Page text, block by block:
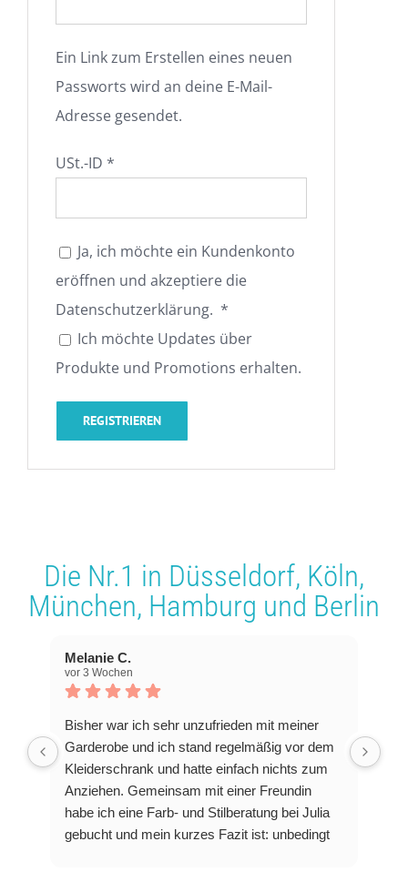
Ein Link zum Erstellen eines neuen
Passworts wird an deine E-Mail-
Adresse gesendet.
USt.-ID *
Ja, ich möchte ein Kundenkonto
eröffnen und akzeptiere die
Datenschutzerklärung. *Erforderlich
Ich möchte Updates über
Produkte und Promotions erhalten.
REGISTRIEREN
Die Nr.1 in Düsseldorf, Köln,
München, Hamburg und Berlin
Melanie C.
vor 3 Wochen
Bisher war ich sehr unzufrieden mit meiner
Garderobe und ich stand regelmäßig vor dem
Kleiderschrank und hatte einfach nichts zum
Anziehen. Gemeinsam mit einer Freundin
habe ich eine Farb- und Stilberatung bei Julia
gebucht und mein kurzes Fazit ist: unbedingt